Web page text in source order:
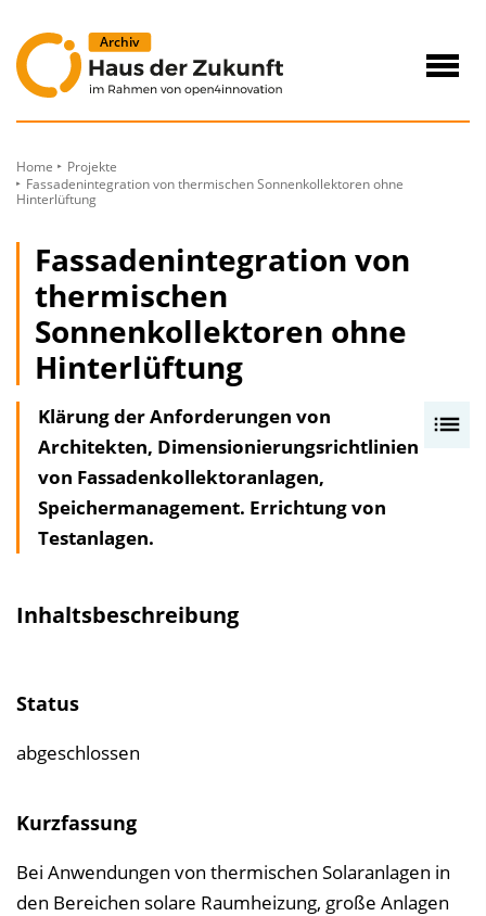
Inhalt
Home
Projekte
Fassadenintegration von thermischen Sonnenkollektoren ohne
Hinterlüftung
Fassadenintegration von
thermischen
Sonnenkollektoren ohne
Hinterlüftung
n
i
Klärung der Anforderungen von
Architekten, Dimensionierungsrichtlinien
von Fassadenkollektoranlagen,
Speichermanagement. Errichtung von
Testanlagen.
Inhaltsbeschreibung
Status
abgeschlossen
Kurzfassung
Bei Anwendungen von thermischen Solaranlagen in
den Bereichen solare Raumheizung, große Anlagen